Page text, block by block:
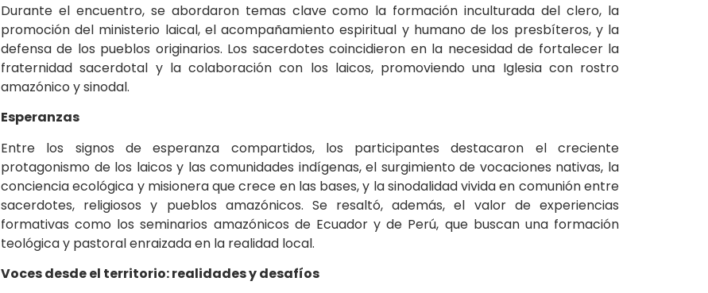
Durante el encuentro, se abordaron temas clave como la formación inculturada del clero, la
promoción del ministerio laical, el acompañamiento espiritual y humano de los presbíteros, y la
defensa de los pueblos originarios. Los sacerdotes coincidieron en la necesidad de fortalecer la
fraternidad sacerdotal y la colaboración con los laicos, promoviendo una Iglesia con rostro
amazónico y sinodal.
Esperanzas
Entre los signos de esperanza compartidos, los participantes destacaron el creciente
protagonismo de los laicos y las comunidades indígenas, el surgimiento de vocaciones nativas, la
conciencia ecológica y misionera que crece en las bases, y la sinodalidad vivida en comunión entre
sacerdotes, religiosos y pueblos amazónicos. Se resaltó, además, el valor de experiencias
formativas como los seminarios amazónicos de Ecuador y de Perú, que buscan una formación
teológica y pastoral enraizada en la realidad local.
Voces desde el territorio: realidades y desafíos